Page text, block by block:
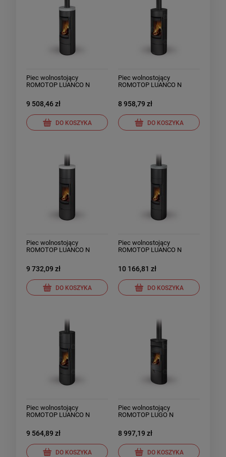
Piec wolnostojący
ROMOTOP LUANCO N
9 508,46 zł
DO KOSZYKA
Piec wolnostojący
ROMOTOP LUANCO N
8 958,79 zł
DO KOSZYKA
Piec wolnostojący
ROMOTOP LUANCO N
9 732,09 zł
DO KOSZYKA
Piec wolnostojący
ROMOTOP LUANCO N
10 166,81 zł
DO KOSZYKA
Piec wolnostojący
ROMOTOP LUANCO N
9 564,89 zł
DO KOSZYKA
Piec wolnostojący
ROMOTOP LUGO N
8 997,19 zł
DO KOSZYKA